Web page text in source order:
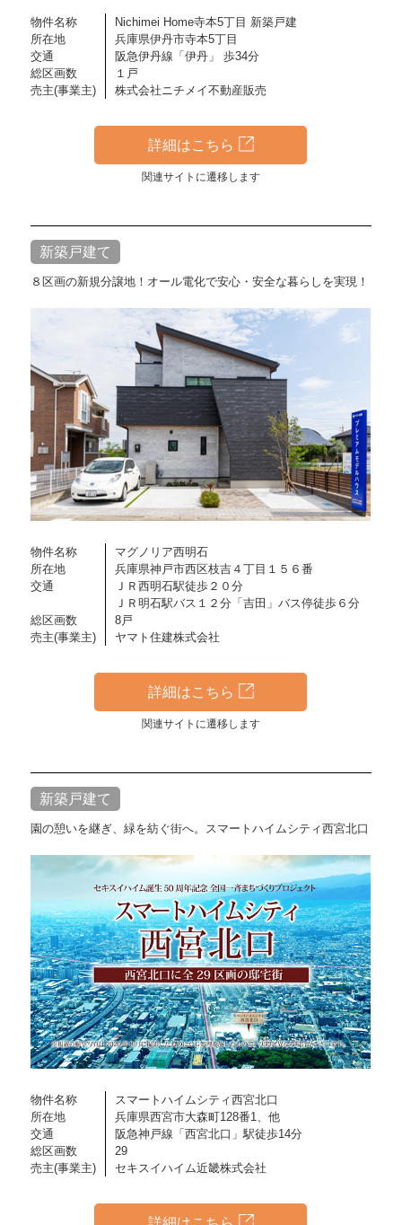
物件名称
Nichimei Home寺本5丁目 新築戸建
所在地
兵庫県伊丹市寺本5丁目
交通
阪急伊丹線「伊丹」 歩34分
総区画数
１戸
売主(事業主)
株式会社ニチメイ不動産販売
詳細はこちら
関連サイトに遷移します
新築戸建て
８区画の新規分譲地！オール電化で安心・安全な暮らしを実現！
物件名称
マグノリア西明石
所在地
兵庫県神戸市西区枝吉４丁目１５６番
交通
ＪＲ西明石駅徒歩２０分
ＪＲ明石駅バス１２分「吉田」バス停徒歩６分
総区画数
8戸
売主(事業主)
ヤマト住建株式会社
詳細はこちら
関連サイトに遷移します
新築戸建て
園の憩いを継ぎ、緑を紡ぐ街へ。スマートハイムシティ西宮北口
物件名称
スマートハイムシティ西宮北口
所在地
兵庫県西宮市大森町128番1、他
交通
阪急神戸線「西宮北口」駅徒歩14分
総区画数
29
売主(事業主)
セキスイハイム近畿株式会社